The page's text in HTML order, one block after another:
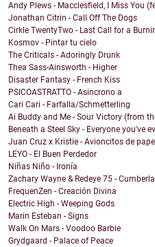
Andy Plews - Macclesfield, I Miss You
Jonathan Citrin - Call Off The Dogs
Cirkle TwentyTwo - Last Call for a
Kosmov - Pintar tu cielo
The Criticals - Adoringly Drunk
Thea Sass-Ainsworth - Higher
Disaster Fantasy - French Kiss
PSICOASTRATTO - Asincrono a
Cari Cari - Farfalla/Schmetterling
Ai Buddy and Me - Sour Victory (from
Beneath a Steel Sky - Everyone you've
Juan Cruz x Kristie - Avioncitos de papel
LEYO - El Buen Perdedor
Niñas Niño - Ironía
Zachary Wayne & Redeye 75 -
FrequenZen - Creación Divina
Electric High - Weeping Gods
Marin Esteban - Signs
Walk On Mars - Voodoo Barbie
Grydgaard - Palace of Peace